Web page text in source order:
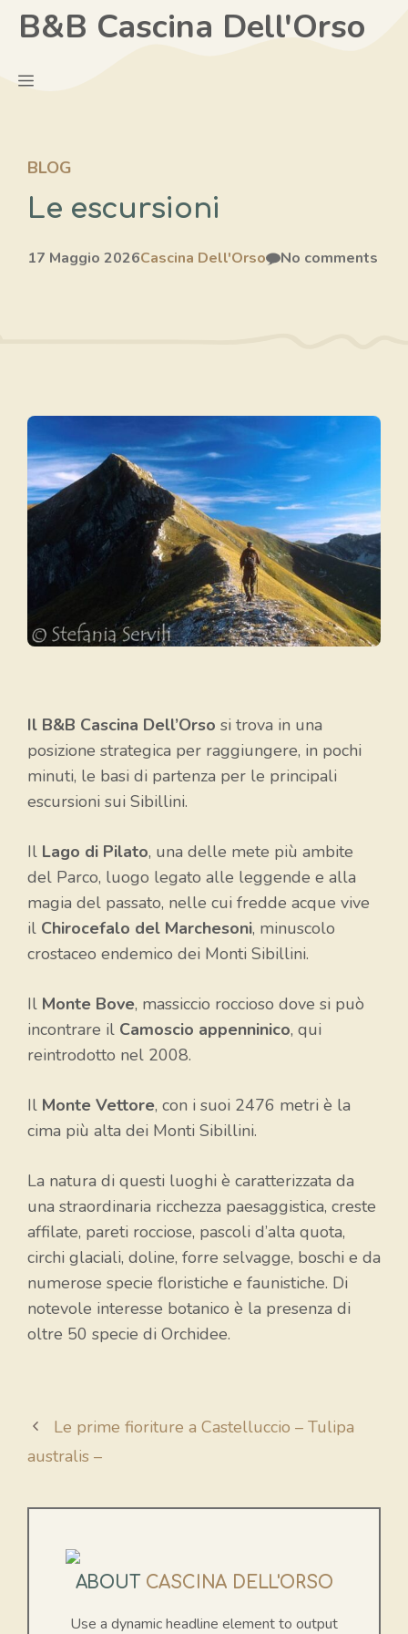
B&B Cascina Dell'Orso
Menu
BLOG
Le escursioni
17 Maggio 2026Cascina Dell'Orso No comments
Il B&B Cascina Dell’Orso si trova in una
posizione strategica per raggiungere, in pochi
minuti, le basi di partenza per le principali
escursioni sui Sibillini.
Il Lago di Pilato, una delle mete più ambite
del Parco, luogo legato alle leggende e alla
magia del passato, nelle cui fredde acque vive
il Chirocefalo del Marchesoni, minuscolo
crostaceo endemico dei Monti Sibillini.
Il Monte Bove, massiccio roccioso dove si può
incontrare il Camoscio appenninico, qui
reintrodotto nel 2008.
Il Monte Vettore, con i suoi 2476 metri è la
cima più alta dei Monti Sibillini.
La natura di questi luoghi è caratterizzata da
una straordinaria ricchezza paesaggistica, creste
affilate, pareti rocciose, pascoli d’alta quota,
circhi glaciali, doline, forre selvagge, boschi e da
numerose specie floristiche e faunistiche. Di
notevole interesse botanico è la presenza di
oltre 50 specie di Orchidee.
Le prime fioriture a Castelluccio – Tulipa
australis –
ABOUT CASCINA DELL'ORSO
Use a dynamic headline element to output